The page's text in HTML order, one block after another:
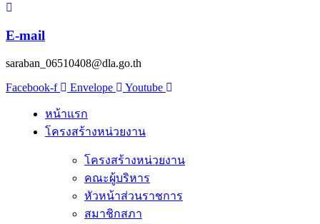
E-mail
saraban_06510408@dla.go.th
Facebook-f
Envelope Youtube
หน้าแรก
โครงสร้างหน่วยงาน
โครงสร้างหน่วยงาน
คณะผู้บริหาร
หัวหน้าส่วนราชการ
สมาชิกสภา